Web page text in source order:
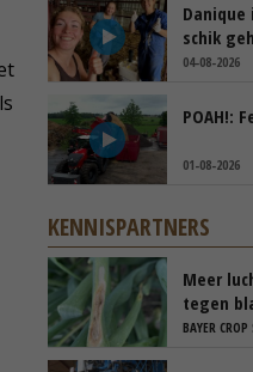
Danique
schik
04-08-2026
POAH!:
01-08-2026
KENNISPARTNERS
Meer
tegen
BAYER CROP